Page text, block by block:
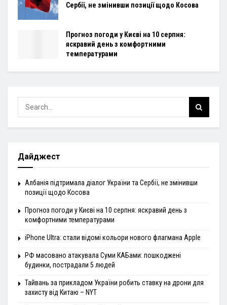
Сербії, не змінивши позиції щодо Косова
Прогноз погоди у Києві на 10 серпня:
яскравий день з комфортними
температурами
Дайджест
Албанія підтримала діалог України та Сербії, не змінивши
позиції щодо Косова
Прогноз погоди у Києві на 10 серпня: яскравий день з
комфортними температурами
iPhone Ultra: стали відомі кольори нового флагмана Apple
РФ масовано атакувала Суми КАБами: пошкоджені
будинки, пострадали 5 людей
Тайвань за прикладом України робить ставку на дрони для
захисту від Китаю – NYT